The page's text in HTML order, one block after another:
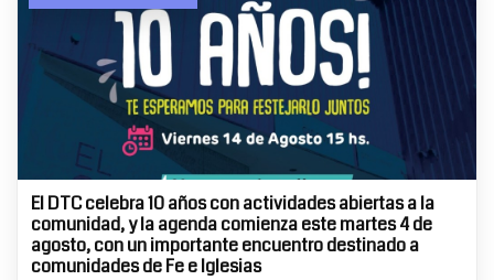
El DTC celebra 10 años con actividades abiertas a la
comunidad, y la agenda comienza este martes 4 de
agosto, con un importante encuentro destinado a
comunidades de Fe e Iglesias